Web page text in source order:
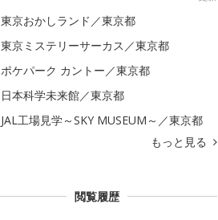
東京おかしランド／東京都
東京ミステリーサーカス／東京都
ポケパーク カントー／東京都
日本科学未来館／東京都
JAL工場見学～SKY MUSEUM～／東京都
もっと見る
閲覧履歴